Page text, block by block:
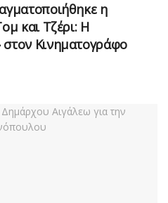
η
και Τζέρι: Η
Κινηματογράφο